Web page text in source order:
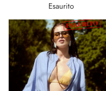
Esaurito